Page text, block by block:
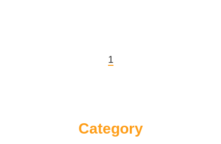
1
Category